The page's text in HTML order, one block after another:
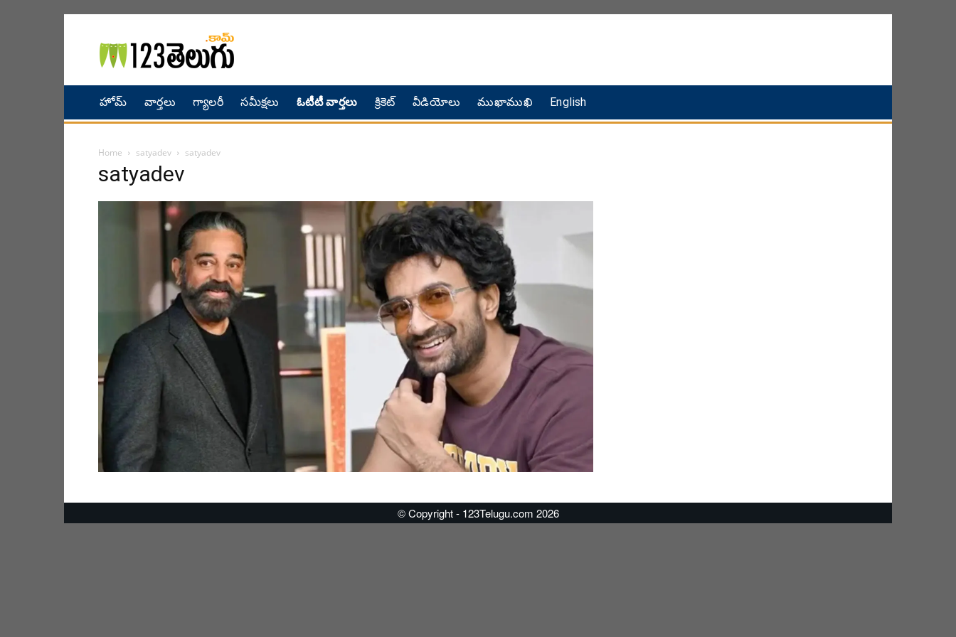
హోమ్ వార్తలు గ్యాలరీ సమీక్షలు ఓటీటీ వార్తలు క్రికెట్ వీడియోలు ముఖాముఖి English
Home satyadev satyadev
satyadev
© Copyright - 123Telugu.com 2026